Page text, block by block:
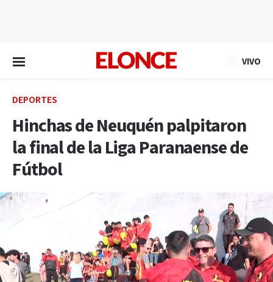
VIVO
DEPORTES
Hinchas de Neuquén palpitaron
la final de la Liga Paranaense de
Fútbol